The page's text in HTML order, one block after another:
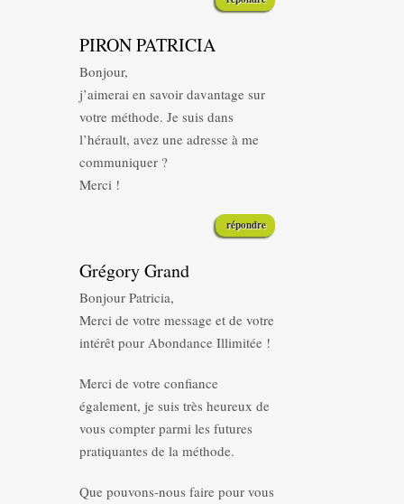
PIRON PATRICIA
Bonjour,
j’aimerai en savoir davantage sur
votre méthode. Je suis dans
l’hérault, avez une adresse à me
communiquer ?
Merci !
répondre
Grégory Grand
Bonjour Patricia,
Merci de votre message et de votre
intérêt pour Abondance Illimitée !
Merci de votre confiance
également, je suis très heureux de
vous compter parmi les futures
pratiquantes de la méthode.
Que pouvons-nous faire pour vous